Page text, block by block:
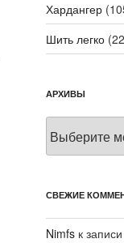
Хардангер
Шить легко
АРХИВЫ
СВЕЖИЕ
Nimfsк